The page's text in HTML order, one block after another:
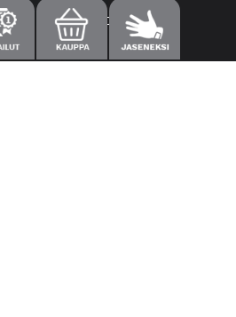
yhteystiedot